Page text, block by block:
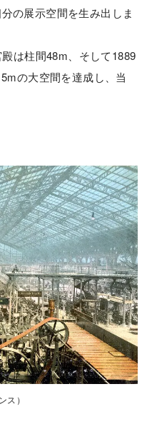
の展示空間を生み出しま
は柱間48m、そして1889
の大空間を達成し、当
ス）